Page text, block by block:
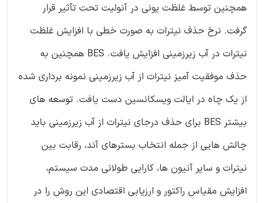
همچنین توسط غلظت یونی در آنولیت تحت تآثیر قرار
گرفت. نرخ حذف نیترات به صورت خطی با افزایش غلظت
نیترات در آب زیرزمینی افزایش یافت. BES همچنین به
حذف موفقیت آمیز نیترات از آب زیرزمینی نمونه برداری شده
از یک چاه در ایالت ویسکانسین دست یافت. توسعه های
بیشتر BES برای حذف درجای نیترات از آب زیرزمینی باید
چالش هایی از جمله انتخاب بسترهای آند، رقابت بین
نیترات و سایر آنیون ها، کارایی طولانی مدت سیستم،
افزایش مقیاس راکتور و ارزیابی اقتصادی این روش را در